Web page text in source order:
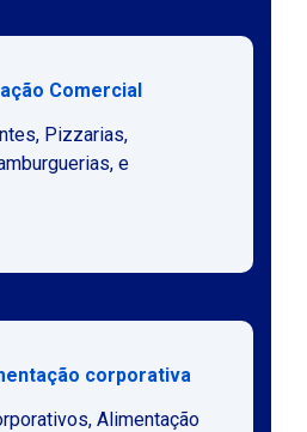
Comercial
Pizzarias,
e
corporativa
Alimentação